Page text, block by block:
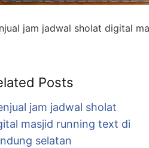
jam jadwal sholat digital
Posts
jam jadwal sholat
masjid running text di
selatan